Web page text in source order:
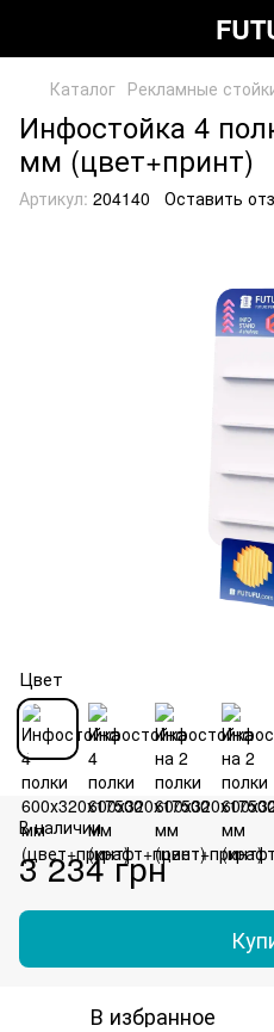
Каталог Рекламные
Инфостойка 4
мм (цвет+принт)
Артикул: 204140 Оставить
Цвет
В наличии
3 234 грн
В избранное